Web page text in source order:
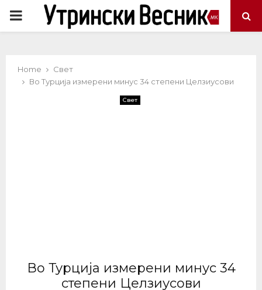
PRIMARY
Home
Свет
Во Турција измерени минус 34 степени Целзиусови
Свет
Во Турција измерени минус 34
степени Целзиусови